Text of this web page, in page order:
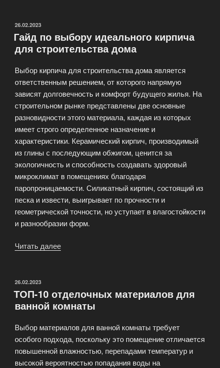
минватой
и
ОПУБЛИКОВАНО
26.02.2023
Гайд по выбору идеального кирпича
для строительства дома
Выбор кирпича для строительства дома является
ответственным решением, от которого напрямую
зависят долговечность и комфорт будущего жилья. На
строительном рынке представлены две основные
разновидности этого материала, каждая из которых
имеет строго определенное назначение и
характеристики. Керамический кирпич, производимый
из глины с последующим обжигом, ценится за
экологичность и способность создавать здоровый
микроклимат в помещениях благодаря
паропроницаемости. Силикатный кирпич, состоящий из
песка и извести, выигрывает по прочности и
геометрической точности, но уступает в влагостойкости
и разнообразии форм.
Читать далее
кирпича
для
дома»
ОПУБЛИКОВАНО
26.02.2023
ТОП-10 отделочных материалов для
ванной комнаты
Выбор материалов для ванной комнаты требует
особого подхода, поскольку это помещение отличается
повышенной влажностью, перепадами температур и
высокой вероятностью попадания воды на